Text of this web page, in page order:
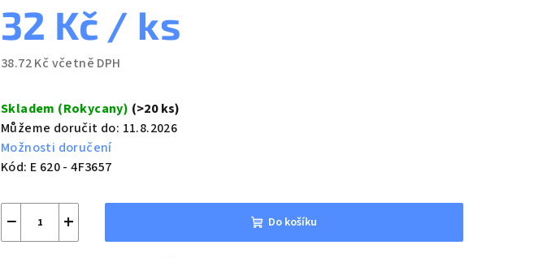
32 Kč / ks
38.72 Kč včetně DPH
cena:
Skladem (Rokycany) (>20 ks)
Můžeme doručit do: 11.8.2026
Možnosti doručení
Kód: E 620 - 4F3657
+
− Do košíku